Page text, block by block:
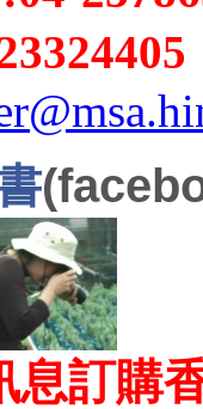
息訂購